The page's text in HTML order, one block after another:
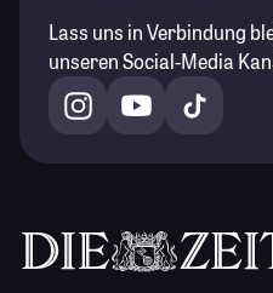
Lass uns in Verbindung
unseren Social-Media